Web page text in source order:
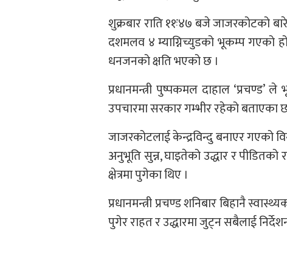
शुक्रबार राति ११ः४७ बजे जाजरकोटको
दशमलव ४ म्याग्निच्युडको भूकम्प गएको
धनजनको क्षति भएको छ ।
प्रधानमन्त्री पुष्पकमल दाहाल ‘प्रचण्ड’
उपचारमा सरकार गम्भीर रहेको बताएका
जाजरकोटलाई केन्द्रविन्दु बनाएर गएको
अनुभूति सुन्न, घाइतेको उद्धार र पीडितको
क्षेत्रमा पुगेका थिए ।
प्रधानमन्त्री प्रचण्ड शनिबार बिहानै
पुगेर राहत र उद्धारमा जुट्न सबैलाई